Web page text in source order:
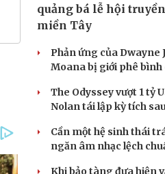
quảng bá lễ hội
miền Tây
Phản ứng của Dwayne
Moana bị giới phê bình
The Odyssey vượt 1 tỷ
Nolan tái lập kỳ tích
Cần một hệ sinh thái
ngăn âm nhạc lệch
Khi bảo tàng đưa hiện